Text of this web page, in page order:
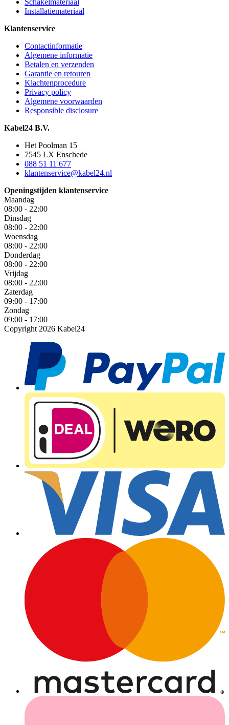
Installatiemateriaal
Klantenservice
Contactinformatie
Algemene informatie
Betalen en verzenden
Garantie en retouren
Klachtenprocedure
Privacy policy
Algemene voorwaarden
Responsible disclosure
Kabel24 B.V.
Het Poolman 15
7545 LX Enschede
088 51 11 677
klantenservice@kabel24.nl
Openingstijden klantenservice
Maandag
08:00 - 22:00
Dinsdag
08:00 - 22:00
Woensdag
08:00 - 22:00
Donderdag
08:00 - 22:00
Vrijdag
08:00 - 22:00
Zaterdag
09:00 - 17:00
Zondag
09:00 - 17:00
Copyright 2026 Kabel24